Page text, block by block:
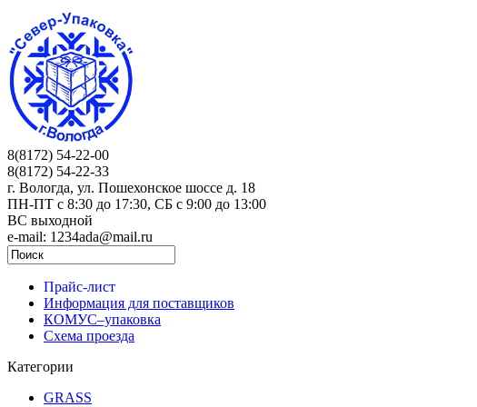
8(8172) 54-22-00
8(8172) 54-22-33
г. Вологда, ул. Пошехонское шоссе д. 18
ПН-ПТ c 8:30 до 17:30, СБ с 9:00 до 13:00
ВС выходной
e-mail: 1234ada@mail.ru
Прайс-лист
Информация для поставщиков
КОМУС–упаковка
Схема проезда
Категории
GRASS